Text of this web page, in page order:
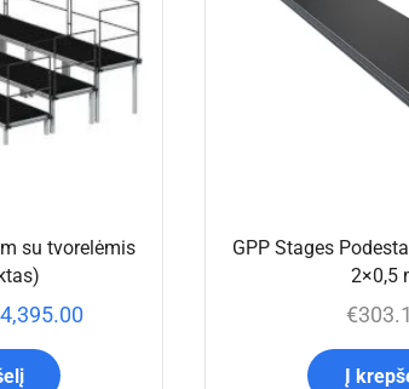
su tvorelėmis
4,395.00
GPP Stages
2×0,5
€
Į